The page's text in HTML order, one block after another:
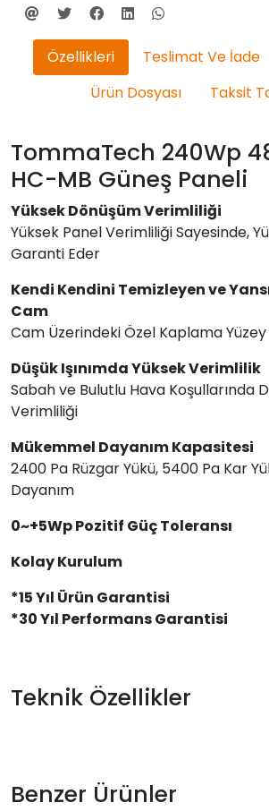
Özellikleri Teslimat Ve İade
Ürün Dosyası
Taksit
TommaTech 240Wp
HC-MB Güneş Paneli
Yüksek Dönüşüm Verimliliği
Yüksek Panel Verimliliği Sayesinde,
Garanti Eder
Kendi Kendini Temizleyen ve
Cam
Cam Üzerindeki Özel Kaplama
Düşük Işınımda Yüksek Verimlilik
Sabah ve Bulutlu Hava Koşullarında
Verimliliği
Mükemmel Dayanım Kapasitesi
2400 Pa Rüzgar Yükü, 5400 Pa Kar
Dayanım
0~+5Wp Pozitif Güç Toleransı
Kolay Kurulum
*15 Yıl Ürün Garantisi
*30 Yıl Performans Garantisi
Teknik Özellikler
Benzer Ürünler